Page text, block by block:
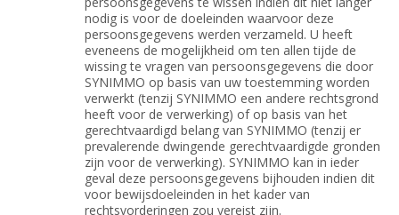
nodig is voor de doeleinden waarvoor deze
persoonsgegevens werden verzameld. U heeft
eveneens de mogelijkheid om ten allen tijde de
wissing te vragen van persoonsgegevens die door
SYNIMMO op basis van uw toestemming worden
verwerkt (tenzij SYNIMMO een andere rechtsgrond
heeft voor de verwerking) of op basis van het
gerechtvaardigd belang van SYNIMMO (tenzij er
prevalerende dwingende gerechtvaardigde gronden
zijn voor de verwerking). SYNIMMO kan in ieder
geval deze persoonsgegevens bijhouden indien dit
voor bewijsdoeleinden in het kader van
rechtsvorderingen zou vereist zijn.